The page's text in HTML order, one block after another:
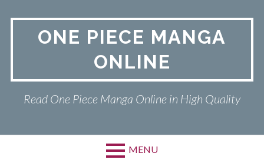
ONE PIECE MANGA
ONLINE
Read One Piece Manga Online in High Quality
MENU